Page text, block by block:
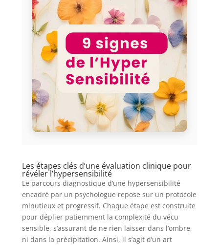
Les étapes clés d’une évaluation clinique pour
révéler l’hypersensibilité
Le parcours diagnostique d’une hypersensibilité
encadré par un psychologue repose sur un protocole
minutieux et progressif. Chaque étape est construite
pour déplier patiemment la complexité du vécu
sensible, s’assurant de ne rien laisser dans l’ombre,
ni dans la précipitation. Ainsi, il s’agit d’un art